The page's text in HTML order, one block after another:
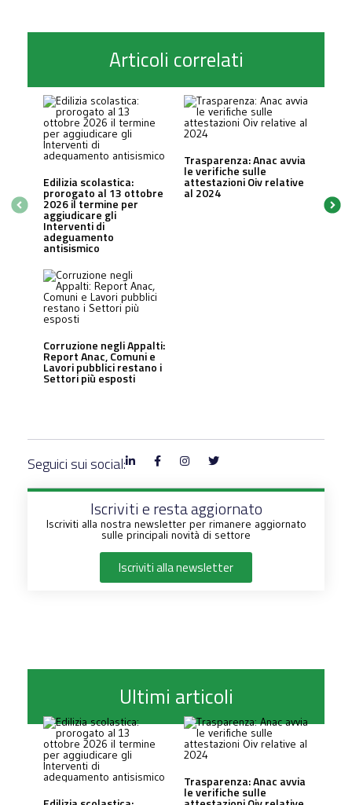
Articoli correlati
Edilizia scolastica:
prorogato al 13 ottobre
2026 il termine per
aggiudicare gli
Interventi di
adeguamento
antisismico
Trasparenza: Anac avvia
le verifiche sulle
attestazioni Oiv relative
al 2024
Corruzione negli Appalti:
Report Anac, Comuni e
Lavori pubblici restano i
Settori più esposti
Seguici sui social:
Iscriviti e resta aggiornato
Iscriviti alla nostra newsletter per rimanere aggiornato
sulle principali novità di settore
Iscriviti alla newsletter
Ultimi articoli
Trasparenza: Anac avvia
le verifiche sulle